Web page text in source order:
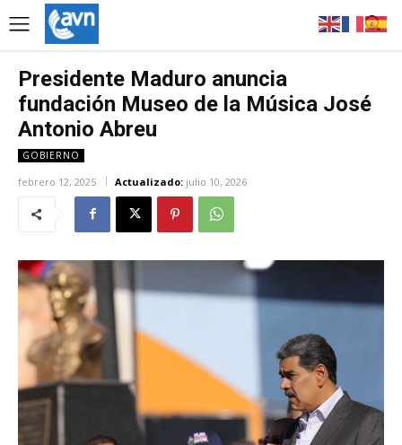
Presidente Maduro anuncia
fundación Museo de la Música José
Antonio Abreu
GOBIERNO
febrero 12, 2025 Actualizado: julio 10, 2026